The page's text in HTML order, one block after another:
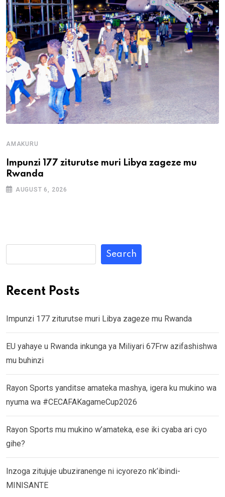
AMAKURU
Impunzi 177 ziturutse muri Libya zageze mu
Rwanda
AUGUST 6, 2026
Search
Recent Posts
Impunzi 177 ziturutse muri Libya zageze mu Rwanda
EU yahaye u Rwanda inkunga ya Miliyari 67Frw azifashishwa
mu buhinzi
Rayon Sports yanditse amateka mashya, igera ku mukino wa
nyuma wa #CECAFAKagameCup2026
Rayon Sports mu mukino w’amateka, ese iki cyaba ari cyo
gihe?
Inzoga zitujuje ubuziranenge ni icyorezo nk’ibindi-
MINISANTE